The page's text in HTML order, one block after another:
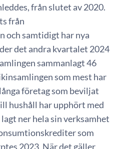
från slutet av 2020.
från
samtidigt har nya
det andra kvartalet 2024
sammanlagt 46
som mest har
företag som beviljat
hushåll har upphört med
ner hela sin verksamhet
som
2023. När det gäller